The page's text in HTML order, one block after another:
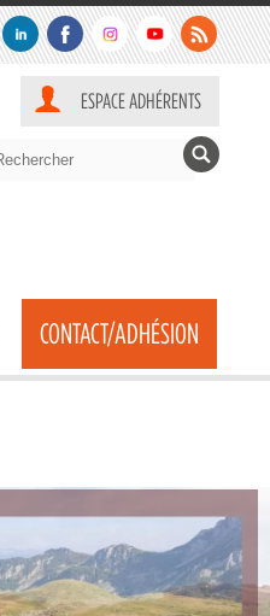
ESPACE ADHÉRENTS
CONTACT/ADHÉSION